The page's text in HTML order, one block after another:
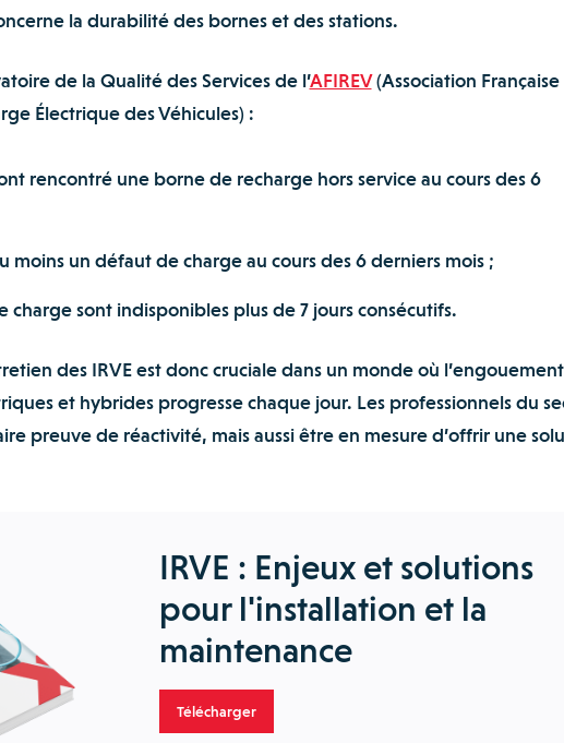
la durabilité des bornes et des stations.
de la Qualité des Services de l’AFIREV(Association
Électrique des Véhicules) :
rencontré une borne de recharge hors service au cours des 6
moins un défaut de charge au cours des 6 derniers mois ;
charge sont indisponibles plus de 7 jours consécutifs.
des IRVE est donc cruciale dans un monde où l’engouement
et hybrides progresse chaque jour. Les professionnels du
preuve de réactivité, mais aussi être en mesure d’offrir une
IRVE : Enjeux et solutions
pour l'installation et la
maintenance
Télécharger